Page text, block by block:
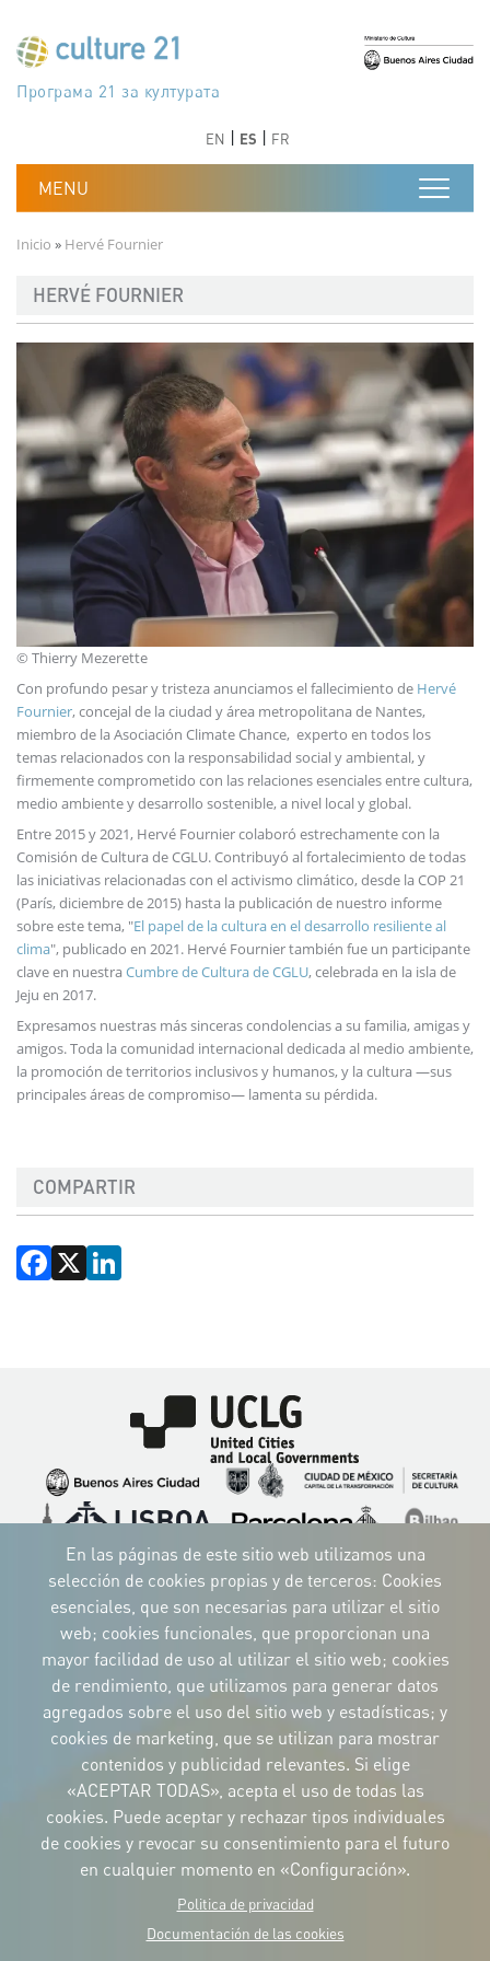
جدول أعمال القرن 21 للثقافة
Програма 21 за културата
Agenda 21 de la cultura
Agjenda 21 për kulturë
Agenda 21 van cultuur
Agenda 21 for culture
Kulturaren Agenda 21
Agenda 21 de la culture
Axenda 21 da cultura
Agenda 21 für Kultur
Agenda 21 della cultura
文化のためのアジェンダ21
دستورکار 21 برای فرهنگ
Agenda 21 dla kultury
Agenda 21 da cultura
Повестка дня 21 для культуры
Agenda 21 za kulturu
Agenda 21 de la cultura
Agenda 21 för kulturen
Kültür için Gündem 21
Порядок денний 21 для культури
EN ES FR
Ruta de navegación
Inicio Hervé Fournier
HERVÉ FOURNIER
© Thierry Mezerette
Con profundo pesar y tristeza anunciamos el fallecimiento de Hervé
Fournier, concejal de la ciudad y área metropolitana de Nantes,
miembro de la Asociación Climate Chance, experto en todos los
temas relacionados con la responsabilidad social y ambiental, y
firmemente comprometido con las relaciones esenciales entre cultura,
medio ambiente y desarrollo sostenible, a nivel local y global.
Entre 2015 y 2021, Hervé Fournier colaboró ​​estrechamente con la
Comisión de Cultura de CGLU. Contribuyó al fortalecimiento de todas
las iniciativas relacionadas con el activismo climático, desde la COP 21
(París, diciembre de 2015) hasta la publicación de nuestro informe
sobre este tema, "El papel de la cultura en el desarrollo resiliente al
clima", publicado en 2021. Hervé Fournier también fue un participante
clave en nuestra Cumbre de Cultura de CGLU, celebrada en la isla de
Jeju en 2017.
Expresamos nuestras más sinceras condolencias a su familia, amigas y
amigos. Toda la comunidad internacional dedicada al medio ambiente,
la promoción de territorios inclusivos y humanos, y la cultura —sus
principales áreas de compromiso— lamenta su pérdida.
COMPARTIR
Facebook
X
Imagen
Imagen
Imagen
ImagenImagen Imagen
Imagen
ImagenImagenImagen
IDENTIDAD CORPORATIVA
Descargue
los logotipos
y el manual
NEWSLETTER
CONTACTO
Carrer Avinyó, 15
08002 Barcelona
culture@uclg.org
En las páginas de este sitio web utilizamos una
selección de cookies propias y de terceros: Cookies
esenciales, que son necesarias para utilizar el sitio
web; cookies funcionales, que proporcionan una
mayor facilidad de uso al utilizar el sitio web; cookies
de rendimiento, que utilizamos para generar datos
agregados sobre el uso del sitio web y estadísticas; y
cookies de marketing, que se utilizan para mostrar
contenidos y publicidad relevantes. Si elige
«ACEPTAR TODAS», acepta el uso de todas las
cookies. Puede aceptar y rechazar tipos individuales
de cookies y revocar su consentimiento para el futuro
en cualquier momento en «Configuración».
Politica de privacidad
Documentación de las cookies